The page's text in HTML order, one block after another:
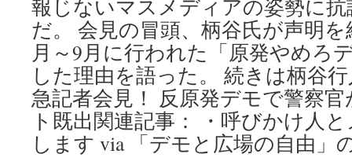
め
電
力
業
界
の
最
高
権
報じないマスメディアの姿勢に
だ。 会見の冒頭、柄谷氏が声明
月～9月に行われた「原発やめろ
した理由を語った。 続きは柄谷
急記者会見！ 反原発デモで警察
ト既出関連記事： ・呼びかけ人
します via 「デモと広場の自由」